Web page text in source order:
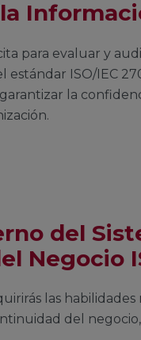
para evaluar y
ISO/IEC
la
del
Negocio
las
del